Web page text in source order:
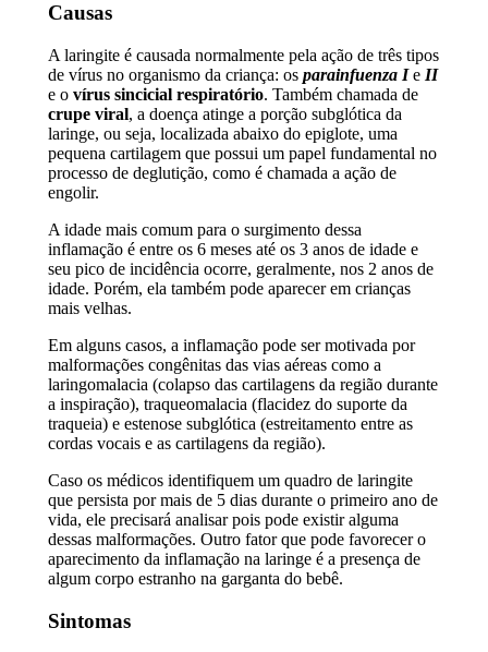
Causas
A laringite é causada normalmente pela ação de três tipos
de vírus no organismo da criança: os parainfuenza Ie II
e o vírus sincicial respiratório. Também chamada de
crupe viral, a doença atinge a porção subglótica da
laringe, ou seja, localizada abaixo do epiglote, uma
pequena cartilagem que possui um papel fundamental no
processo de deglutição, como é chamada a ação de
engolir.
A idade mais comum para o surgimento dessa
inflamação é entre os 6 meses até os 3 anos de idade e
seu pico de incidência ocorre, geralmente, nos 2 anos de
idade. Porém, ela também pode aparecer em crianças
mais velhas.
Em alguns casos, a inflamação pode ser motivada por
malformações congênitas das vias aéreas como a
laringomalacia (colapso das cartilagens da região durante
a inspiração), traqueomalacia (flacidez do suporte da
traqueia) e estenose subglótica (estreitamento entre as
cordas vocais e as cartilagens da região).
Caso os médicos identifiquem um quadro de laringite
que persista por mais de 5 dias durante o primeiro ano de
vida, ele precisará analisar pois pode existir alguma
dessas malformações. Outro fator que pode favorecer o
aparecimento da inflamação na laringe é a presença de
algum corpo estranho na garganta do bebê.
Sintomas